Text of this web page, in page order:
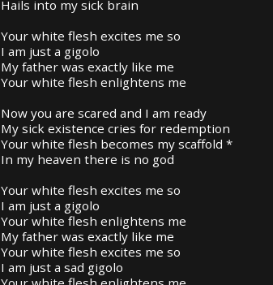
Hails into my sick brain
Your white flesh excites me so
I am just a gigolo
My father was exactly like me
Your white flesh enlightens me
Now you are scared and I am ready
My sick existence cries for redemption
Your white flesh becomes my scaffold *
In my heaven there is no god
Your white flesh excites me so
I am just a gigolo
Your white flesh enlightens me
My father was exactly like me
Your white flesh excites me so
I am just a sad gigolo